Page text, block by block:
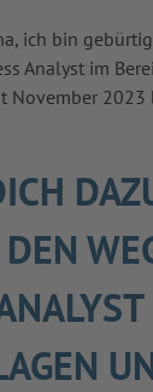
ich bin
Analyst im
November